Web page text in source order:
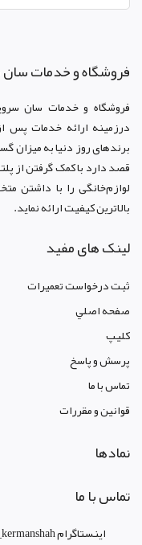
فروشگاه و خدمات
فروشگاه و خدمات سان
درزمینه ارائه خدمات پس
برندهای روز دنیا به
قصد دارد با کمک گرفتن از
لوازم‌خانگی را با داشتن
بالاترین کیفیت ارائه نماید.
لینک های مفید
ثبت درخواست تعمیرات
صفحه اصلي
کليپ
پرسش و پاسخ
تماس با ما
قوانين و مقررات
نمادها
تماس با ما
اینستاگرام Sun_service_kermanshah